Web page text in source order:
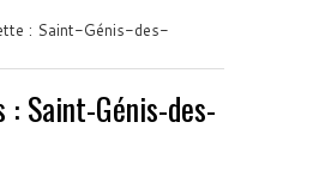
: Saint-Génis-des-
: Saint-Génis-des-